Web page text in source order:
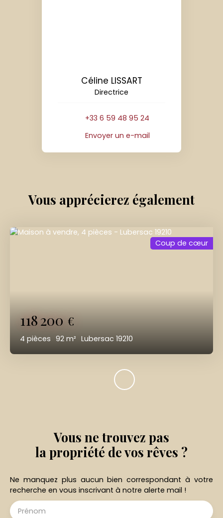
Céline LISSART
Directrice
+33 6 59 48 95 24
Envoyer un e-mail
Vous apprécierez également
118 200€
4 pièces 92 m² Lubersac 19210
Coup de cœur
Vous ne trouvez pas
la propriété de vos rêves ?
Ne manquez plus aucun bien correspondant à votre
recherche en vous inscrivant à notre alerte mail !
Prénom